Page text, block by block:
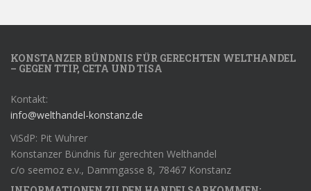
KONSTANZER BÜNDNIS FÜR GERECHTEN WELTHANDEL
– GEGEN TTIP, CETA UND TISA
Kontakt:
info@welthandel-konstanz.de
ViSdP: Pit Wuhrer
Konstanzer Bündnis für gerechten Welthandel
c/o seemoz e.v., Dammgasse 8, 78467 Konstanz